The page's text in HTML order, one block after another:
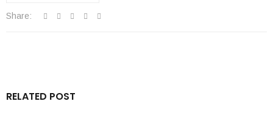
Share:
RELATED POST